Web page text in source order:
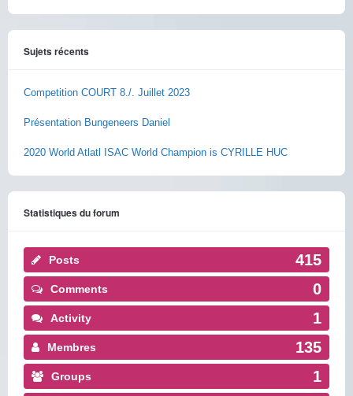
Sujets récents
Competition COURT 8./. Juillet 2023
Présentation Bungeneers Daniel
2020 World Atlatl ISAC World Champion is CYRILLE HUC
Statistiques du forum
Posts 415
Comments 0
Activity 1
Membres 135
Groups 1